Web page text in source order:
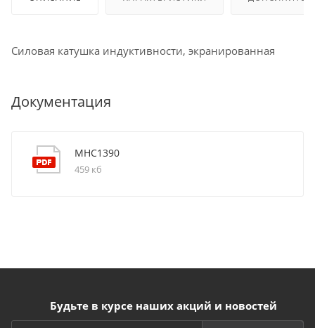
Силовая катушка индуктивности, экранированная
Документация
MHC1390
459 кб
Будьте в курсе наших акций и новостей